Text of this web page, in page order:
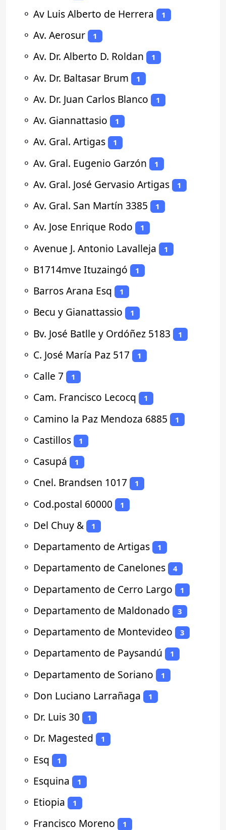
⚬ Av Luis Alberto de Herrera 1
⚬ Av. Aerosur 1
⚬ Av. Dr. Alberto D. Roldan 1
⚬ Av. Dr. Baltasar Brum 1
⚬ Av. Dr. Juan Carlos Blanco 1
⚬ Av. Giannattasio 1
⚬ Av. Gral. Artigas 1
⚬ Av. Gral. Eugenio Garzón 1
⚬ Av. Gral. José Gervasio Artigas 1
⚬ Av. Gral. San Martín 3385 1
⚬ Av. Jose Enrique Rodo 1
⚬ Avenue J. Antonio Lavalleja 1
⚬ B1714mve Ituzaingó 1
⚬ Barros Arana Esq 1
⚬ Becu y Gianattassio 1
⚬ Bv. José Batlle y Ordóñez 5183 1
⚬ C. José María Paz 517 1
⚬ Calle 7 1
⚬ Cam. Francisco Lecocq 1
⚬ Camino la Paz Mendoza 6885 1
⚬ Castillos 1
⚬ Casupá 1
⚬ Cnel. Brandsen 1017 1
⚬ Cod.postal 60000 1
⚬ Del Chuy & 1
⚬ Departamento de Artigas 1
⚬ Departamento de Canelones 4
⚬ Departamento de Cerro Largo 1
⚬ Departamento de Maldonado 3
⚬ Departamento de Montevideo 3
⚬ Departamento de Paysandú 1
⚬ Departamento de Soriano 1
⚬ Don Luciano Larrañaga 1
⚬ Dr. Luis 30 1
⚬ Dr. Magested 1
⚬ Esq 1
⚬ Esquina 1
⚬ Etiopia 1
⚬ Francisco Moreno 1